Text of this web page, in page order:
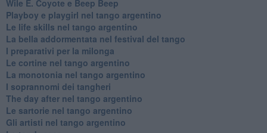
Wile E. Coyote e Beep Beep
Playboy e playgirl nel tango argentino
Le life skills nel tango argentino
La bella addormentata nel festival del tango
I preparativi per la milonga
Le cortine nel tango argentino
La monotonia nel tango argentino
I soprannomi dei tangheri
The day after nel tango argentino
Le sartorie nel tango argentino
Gli artisti nel tango argentino